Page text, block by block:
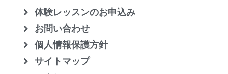
体験レッスンのお申込み
お問い合わせ
個人情報保護方針
サイトマップ